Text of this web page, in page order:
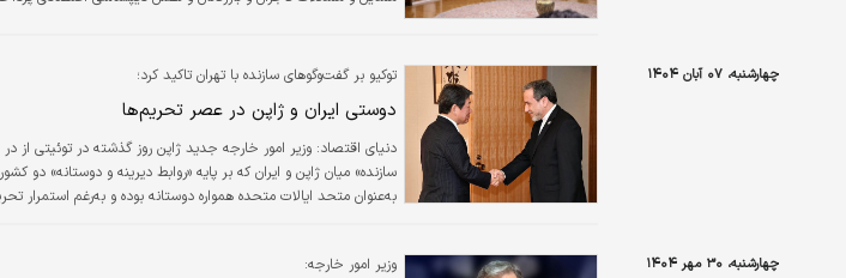
چهارشنبه، ۰۷ آبان ۱۴۰۴ توکیو بر گفت‌وگوهای سازنده با تهران تاکید کرد؛
دوستی ایران و ژاپن در عصر تحریم‌ها
دنیای اقتصاد: وزیر امور خارجه جدید ژاپن روز گذشته در توئیتی از
سازنده» میان ژاپن و ایران که بر پایه‌ «روابط دیرینه و دوستانه» دو
به‌عنوان متحد ایالات متحده همواره دوستانه بوده و به‌رغم استمرار
چهارشنبه، ۳۰ مهر ۱۴۰۴ وزیر امور خارجه: